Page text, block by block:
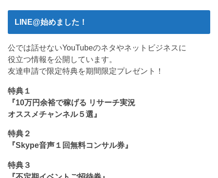
LINE@始めました！
公では話せないYouTubeのネタやネットビジネスに
役立つ情報を公開しています。
友達申請で限定特典を期間限定プレゼント！
特典１
『10万円余裕で稼げる リサーチ実況
オススメチャンネル５選』
特典２
『Skype音声１回無料コンサル券』
特典３